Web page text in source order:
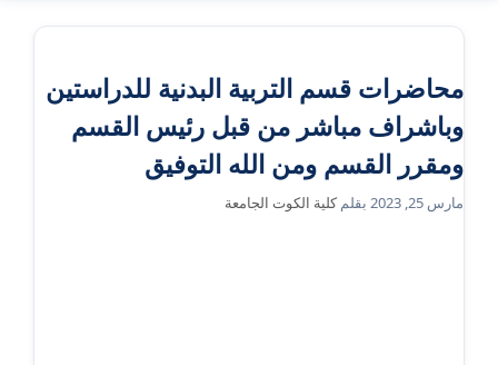
محاضرات قسم التربية البدنية للدراستين
وباشراف مباشر من قبل رئيس القسم
ومقرر القسم ومن الله التوفيق
مارس 25, 2023 بقلمكلية الكوت الجامعة